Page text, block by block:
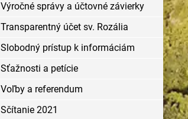
Výročné správy a účtovné závierky
Transparentný účet sv. Rozália
Slobodný prístup k informáciám
Sťažnosti a petície
Voľby a referendum
Sčítanie 2021